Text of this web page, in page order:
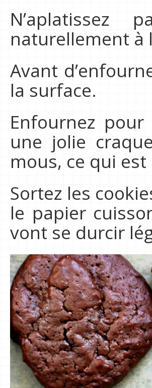
naturellement à
Avant
la surface.
Enfournez
une jolie
mous, ce qui
Sortez les
le papier
vont se durcir